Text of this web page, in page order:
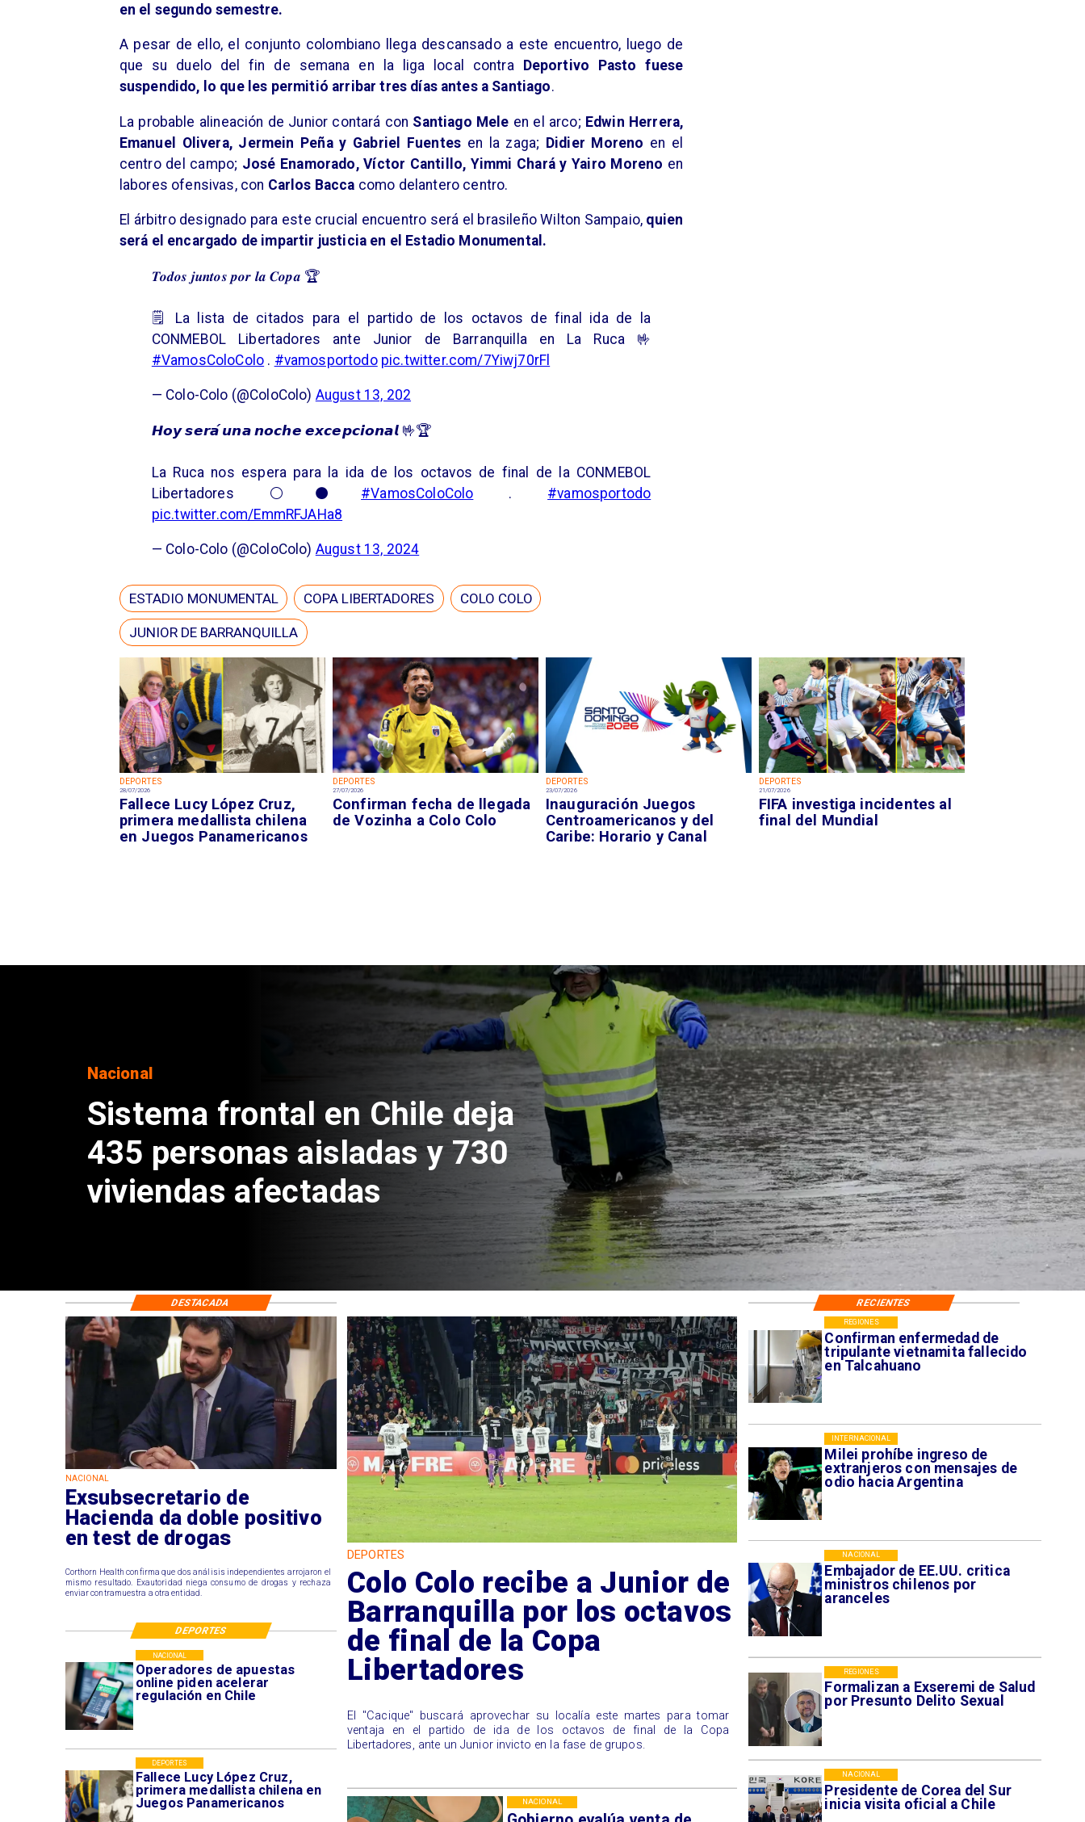
DEPORTES
28/07/2026
Fallece Lucy López Cruz,
primera medallista chilena
en Juegos Panamericanos
DEPORTES
27/07/2026
Confirman fecha de llegada
de Vozinha a Colo Colo
DEPORTES
23/07/2026
Inauguración Juegos
Centroamericanos y del
Caribe: Horario y Canal
DEPORTES
21/07/2026
FIFA investiga incidentes al
final del Mundial
en el segundo semestre.
A pesar de ello, el conjunto colombiano llega descansado a este encuentro, luego de
que su duelo del fin de semana en la liga local contraDeportivo Pasto fuese
suspendido, lo que les permitió arribar tres días antes a Santiago.
La probable alineación de Junior contará con Santiago Mele en el arco; Edwin Herrera,
Emanuel Olivera, Jermein Peña y Gabriel Fuentes en la zaga; Didier Moreno en el
centro del campo; José Enamorado, Víctor Cantillo, Yimmi Chará y Yairo Moreno en
labores ofensivas, con Carlos Bacca como delantero centro.
El árbitro designado para este crucial encuentro será el brasileño Wilton Sampaio, quien
será el encargado de impartir justicia en el Estadio Monumental.
𝑻𝒐𝒅𝒐𝒔 𝒋𝒖𝒏𝒕𝒐𝒔 𝒑𝒐𝒓 𝒍𝒂 𝑪𝒐𝒑𝒂 🏆
🗒️ La lista de citados para el partido de los octavos de final ida de la
CONMEBOL Libertadores ante Junior de Barranquilla en La Ruca 🤟
#VamosColoColo . #vamosportodo pic.twitter.com/7Yiwj70rFl
— Colo-Colo (@ColoColo) August 13, 202
𝙃𝙤𝙮 𝙨𝙚𝙧𝙖́ 𝙪𝙣𝙖 𝙣𝙤𝙘𝙝𝙚 𝙚𝙭𝙘𝙚𝙥𝙘𝙞𝙤𝙣𝙖𝙡 🤟🏆
La Ruca nos espera para la ida de los octavos de final de la CONMEBOL
Libertadores ⚪⚫ #VamosColoColo . #vamosportodo
pic.twitter.com/EmmRFJAHa8
— Colo-Colo (@ColoColo) August 13, 2024
ESTADIO MONUMENTAL COPA LIBERTADORES COLO COLO
JUNIOR DE BARRANQUILLA
Nacional
Exsubsecretario de Hacienda da
doble positivo en test de drogas
Confirman enfermedad de
tripulante vietnamita fallecido
en Talcahuano
REGIONES
Milei prohíbe ingreso de
extranjeros con mensajes de
odio hacia Argentina
INTERNACIONAL
Embajador de EE.UU. critica
ministros chilenos por
aranceles
NACIONAL
Formalizan a Exseremi de Salud
por Presunto Delito Sexual
REGIONES
Presidente de Corea del Sur
inicia visita oficial a Chile
NACIONAL
Operadores de apuestas
online piden acelerar
regulación en Chile
NACIONAL
Fallece Lucy López Cruz,
primera medallista chilena en
Juegos Panamericanos
DEPORTES
NACIONAL
NACIONAL
Exsubsecretario de
Hacienda da doble positivo
en test de drogas
Corthorn Health confirma que dos análisis independientes arrojaron el
mismo resultado. Exautoridad niega consumo de drogas y rechaza
enviar contramuestra a otra entidad.
DEPORTES
Colo Colo recibe a Junior de
Barranquilla por los octavos
de final de la Copa
Libertadores
​El "Cacique" buscará aprovechar su localía este martes para tomar
ventaja en el partido de ida de los octavos de final de la Copa
Libertadores, ante un Junior invicto en la fase de grupos.
RECIENTES
DESTACADA
DEPORTES